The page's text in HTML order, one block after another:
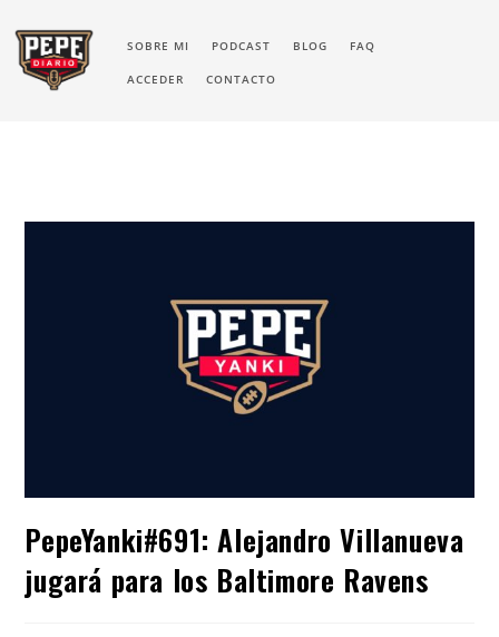
SOBRE MI PODCAST BLOG FAQ
ACCEDER CONTACTO
PepeYanki#691: Alejandro Villanueva
jugará para los Baltimore Ravens